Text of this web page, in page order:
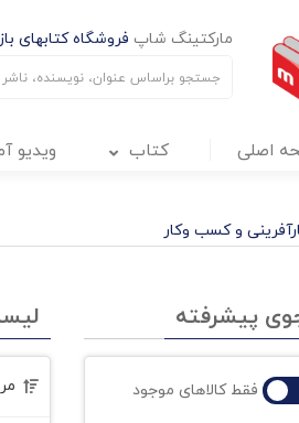
مارکتینگ شاپ فروشگاه کتابهای
اصلی کتاب ویدیو
و کسب وکار
پیشرفته
فقط کالاهای موجود